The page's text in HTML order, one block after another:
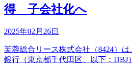
得 子会社化へ
2025年02月26日
芙蓉総合リース株式会社（8424）
銀行（東京都千代田区、以下：DBJ